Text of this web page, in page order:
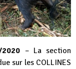
– La section
sur les COLLINES